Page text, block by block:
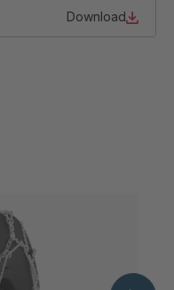
Download